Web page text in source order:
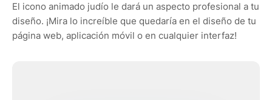
El icono animado judío le dará un aspecto profesional a tu
diseño. ¡Mira lo increíble que quedaría en el diseño de tu
página web, aplicación móvil o en cualquier interfaz!